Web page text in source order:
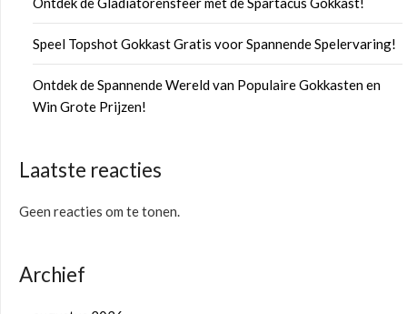
Speel Topshot Gokkast Gratis voor Spannende Spelervaring!
Ontdek de Spannende Wereld van Populaire Gokkasten en
Win Grote Prijzen!
Laatste reacties
Geen reacties om te tonen.
Archief